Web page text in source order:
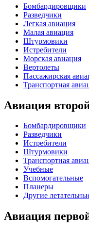
Бомбардировщики
Разведчики
Легкая авиация
Малая авиация
Штурмовики
Истребители
Морская авиация
Вертолеты
Пассажирская
Транспортная
Авиация
Бомбардировщики
Разведчики
Истребители
Штурмовики
Транспортная
Учебные
Вспомогательные
Планеры
Другие
Авиация